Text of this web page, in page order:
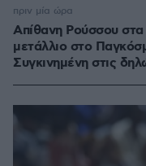
Απίθανη Ρούσσου
μετάλλιο στο
Συγκινημένη στις
πριν μία ώρα